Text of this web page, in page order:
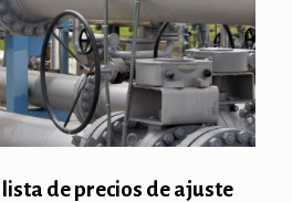
de precios de ajuste